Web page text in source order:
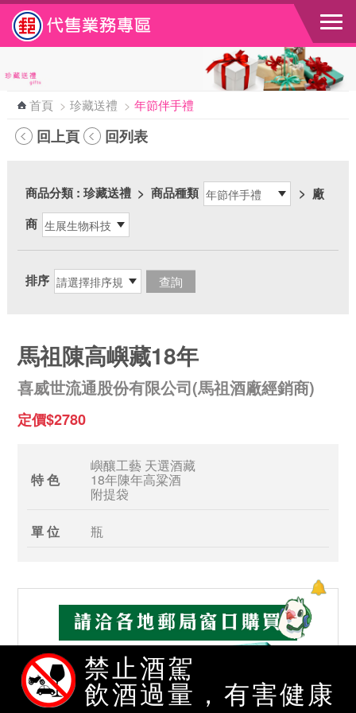
跳到主要內容區塊
首頁 > 珍藏送禮 > 年節伴手禮
回上頁 回列表
商品分類: 珍藏送禮 > 商品種類 > 廠
商
排序
馬祖陳高嶼藏18年
喜威世流通股份有限公司(馬祖酒廠經銷商)
定價$2780
特 色
嶼釀工藝 天選酒藏
18年陳年高粱酒
附提袋
單 位 瓶
禁止酒駕
飲酒過量，有害健康